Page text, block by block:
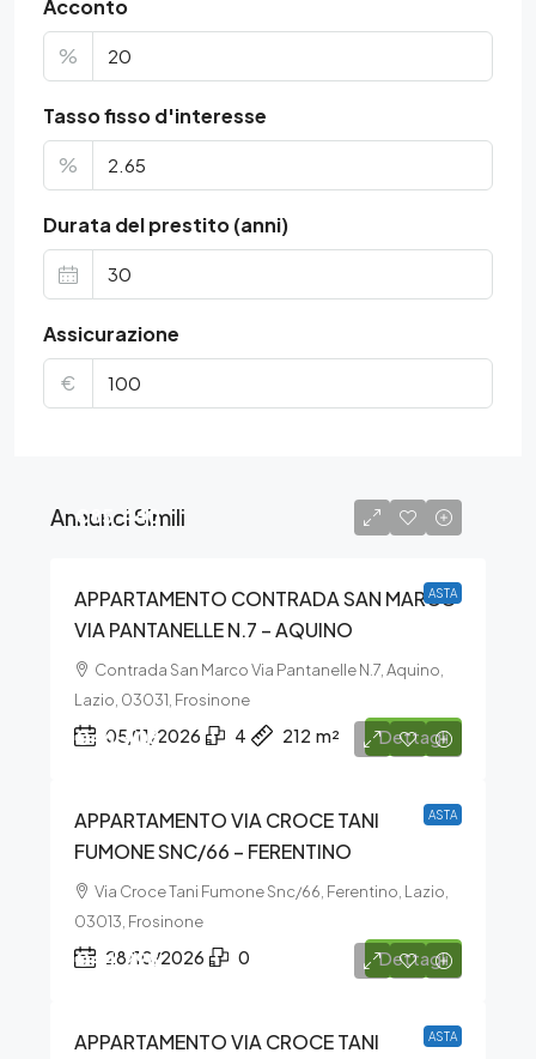
Acconto
%
Tasso fisso d'interesse
%
Durata del prestito (anni)
Assicurazione
€
Annunci Simili
ASTA
€85.440
APPARTAMENTO CONTRADA SAN MARCO
VIA PANTANELLE N.7 – AQUINO
Contrada San Marco Via Pantanelle N.7, Aquino,
Lazio, 03031, Frosinone
05/11/2026 4 212 m² Dettagli
ASTA
€46.406
APPARTAMENTO VIA CROCE TANI
FUMONE SNC/66 – FERENTINO
Via Croce Tani Fumone Snc/66, Ferentino, Lazio,
03013, Frosinone
28/10/2026 0 Dettagli
ASTA
€44.298
APPARTAMENTO VIA CROCE TANI